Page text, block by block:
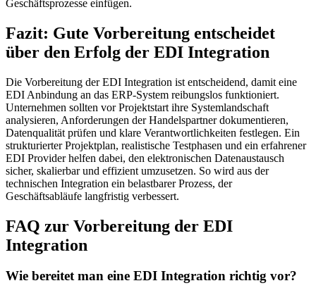
Geschäftsprozesse einfügen.
Fazit: Gute Vorbereitung entscheidet
über den Erfolg der EDI Integration
Die Vorbereitung der EDI Integration ist entscheidend, damit eine
EDI Anbindung an das ERP-System reibungslos funktioniert.
Unternehmen sollten vor Projektstart ihre Systemlandschaft
analysieren, Anforderungen der Handelspartner dokumentieren,
Datenqualität prüfen und klare Verantwortlichkeiten festlegen. Ein
strukturierter Projektplan, realistische Testphasen und ein erfahrener
EDI Provider helfen dabei, den elektronischen Datenaustausch
sicher, skalierbar und effizient umzusetzen. So wird aus der
technischen Integration ein belastbarer Prozess, der
Geschäftsabläufe langfristig verbessert.
FAQ zur Vorbereitung der EDI
Integration
Wie bereitet man eine EDI Integration richtig vor?